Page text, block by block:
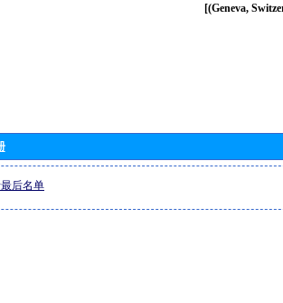
[(Geneva,
后名单